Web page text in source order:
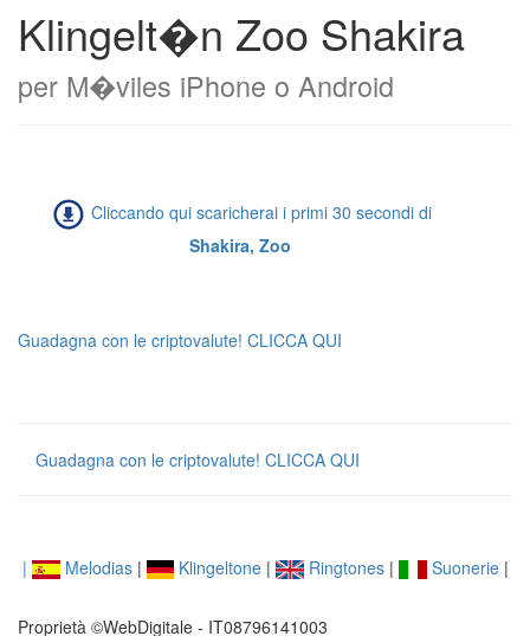
Klingelt�n Zoo Shakira
per M�viles iPhone o Android
Cliccando qui scaricherai i primi 30 secondi di
Shakira, Zoo
Guadagna con le criptovalute! CLICCA QUI
Guadagna con le criptovalute! CLICCA QUI
| Melodias| Klingeltone| Ringtones| Suonerie|
Proprietà ©WebDigitale - IT08796141003